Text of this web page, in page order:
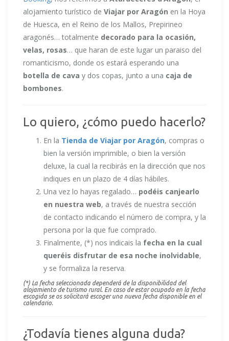
alojamiento turístico de Viajar por Aragón en la Hoya
de Huesca, en el Reino de los Mallos, Prepirineo
aragonés… totalmente decorado para la ocasión,
velas, rosas… que haran de este lugar un paraiso del
romanticismo, donde os estará esperando una
botella de cava y dos copas, junto a una caja de
bombones.
Lo quiero, ¿cómo puedo hacerlo?
En la Tienda de Viajar por Aragón, compras o
bien la versión imprimible, o bien la versión
deluxe, la cual la recibirás en la dirección que nos
indiques en un plazo de 4 días hábiles.
Una vez lo hayas regalado… podéis canjearlo
en nuestra web, a través de nuestra sección
de contacto indicando el número de compra, y la
persona por la que fue comprado.
Finalmente, (*) nos indicais la fecha en la cual
queréis disfrutar de esa noche inolvidable,
y se formaliza la reserva.
(*) La fecha seleccionada dependerá de la disponibilidad del
alojamiento de turismo rural. En caso de estar ocupado en la fecha
escogida se os solicitará escoger una nueva fecha disponible en el
calendario.
¿Todavía tienes alguna duda?